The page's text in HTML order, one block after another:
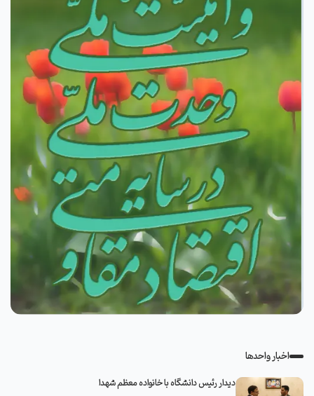
اخبار واحدها
دیدار رئیس دانشگاه با خانواده معظم شهدا